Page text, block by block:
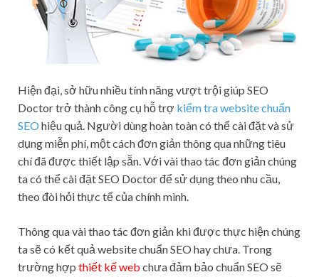
Hiện đại, sở hữu nhiều tính năng vượt trội giúp SEO
Doctor trở thành công cụ hỗ trợ kiểm tra website chuẩn
SEO hiệu quả. Người dùng hoàn toàn có thể cài đặt và sử
dụng miễn phí, một cách đơn giản thông qua những tiêu
chí đã được thiết lập sẵn. Với vài thao tác đơn giản chúng
ta có thể cài đặt SEO Doctor để sử dụng theo nhu cầu,
theo đòi hỏi thực tế của chính mình.
Thông qua vài thao tác đơn giản khi được thực hiện chúng
ta sẽ có kết quả website chuẩn SEO hay chưa. Trong
trường hợp thiết kế web chưa đảm bảo chuẩn SEO sẽ